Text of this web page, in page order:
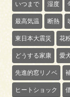
いつまで 湿度
最高気温 断熱
東日本大震災 花
どうする家康 愛
先進的窓リノベ
ヒートショック